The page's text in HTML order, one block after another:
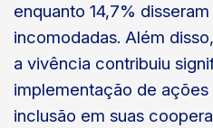
enquanto 14,7%
incomodadas. Além
a vivência contribuiu
implementação de
inclusão em suas